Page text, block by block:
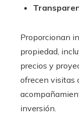
Proporcionan
propiedad,
precios y
ofrecen visitas
inversión.